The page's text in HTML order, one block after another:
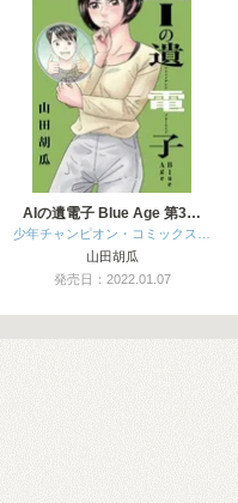
AIの遺電子 Blue Age 第3…
少年チャンピオン・コミックス…
山田胡瓜
発売日：2022.01.07